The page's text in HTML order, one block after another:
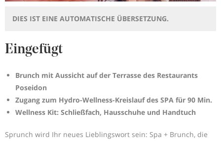
DIES IST EINE AUTOMATISCHE ÜBERSETZUNG.
Eingefügt
Brunch mit Aussicht auf der Terrasse des Restaurants
Poseidon
Zugang zum Hydro-Wellness-Kreislauf des SPA für 90 Min.
Wellness Kit: Schließfach, Hausschuhe und Handtuch
Sprunch wird Ihr neues Lieblingswort sein: Spa + Brunch, die